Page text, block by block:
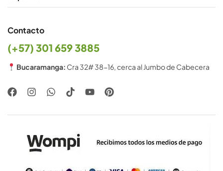
Contacto
(+57) 301 659 3885
Bucaramanga: Cra 32# 38-16, cerca al Jumbo de Cabecera